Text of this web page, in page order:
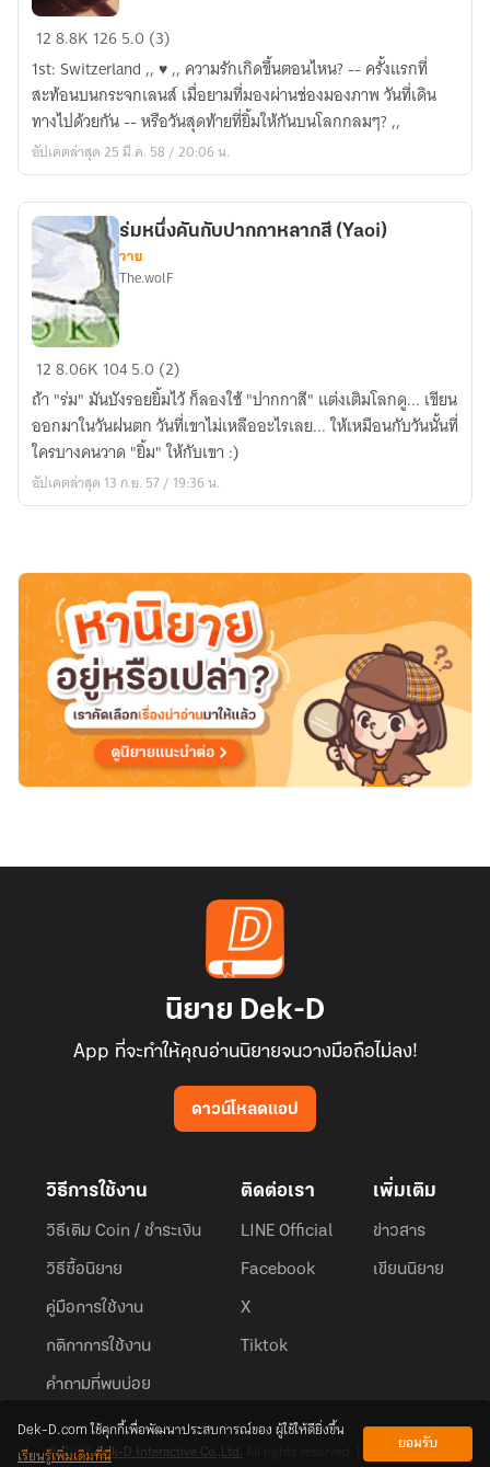
Through
Lens
※
ด้วย
รัก
128.8K 1265.0 (3)
1st: Switzerland ,, ♥ ,, ความรักเกิดขึ้นตอนไหน? -- ครั้งแรกที่
สะท้อนบนกระจกเลนส์ เมื่อยามที่มองผ่านช่องมองภาพ วันที่เดิน
ทางไปด้วยกัน -- หรือวันสุดท้ายที่ยิ้มให้กันบนโลกกลมๆ? ,,
อัปเดตล่าสุด 25 มี.ค. 58 / 20:06 น.
ร่ม
หนึ่ง
คัน
กับ
ปากกา
หลาก
ร่มหนึ่งคันกับปากกาหลากสี (Yaoi)
วาย
The.wolF
128.06K 1045.0 (2)
ถ้า "ร่ม" มันบังรอยยิ้มไว้ ก็ลองใช้ "ปากกาสี" แต่งเติมโลกดู... เขียน
ออกมาในวันฝนตก วันที่เขาไม่เหลืออะไรเลย... ให้เหมือนกับวันนั้นที่
ใครบางคนวาด "ยิ้ม" ให้กับเขา :)
อัปเดตล่าสุด 13 ก.ย. 57 / 19:36 น.
นิยาย Dek-D
App ที่จะทำให้คุณอ่านนิยายจนวางมือถือไม่ลง!
ดาวน์โหลดแอป
วิธีการใช้งาน
วิธีเติม Coin / ชำระเงิน
วิธีซื้อนิยาย
คู่มือการใช้งาน
กติกาการใช้งาน
คำถามที่พบบ่อย
ติดต่อเรา
LINE Official
Facebook
X
Tiktok
เพิ่มเติม
ข่าวสาร
เขียนนิยาย
© 2026Dek-D Interactive Co.,Ltd.
Dek-D.com ใช้คุกกี้เพื่อพัฒนาประสบการณ์ของ ผู้ใช้ให้ดียิ่งขึ้น
เรียนรู้เพิ่มเติมที่นี่
ยอมรับ